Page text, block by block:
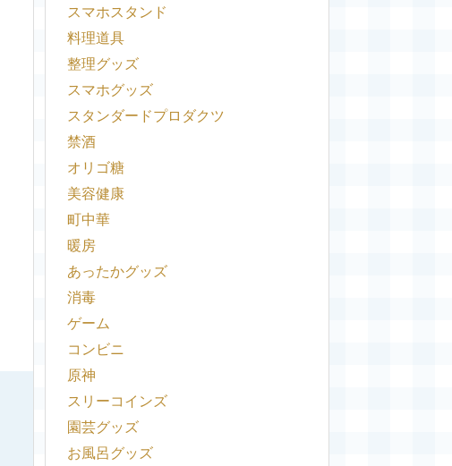
スマホスタンド
料理道具
整理グッズ
スマホグッズ
スタンダードプロダクツ
禁酒
オリゴ糖
美容健康
町中華
暖房
あったかグッズ
消毒
ゲーム
コンビニ
原神
スリーコインズ
園芸グッズ
お風呂グッズ